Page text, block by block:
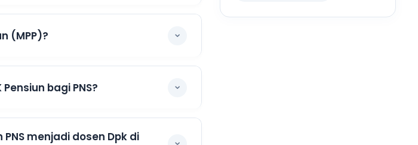
(MPP)?
bagi PNS?
menjadi dosen Dpk di